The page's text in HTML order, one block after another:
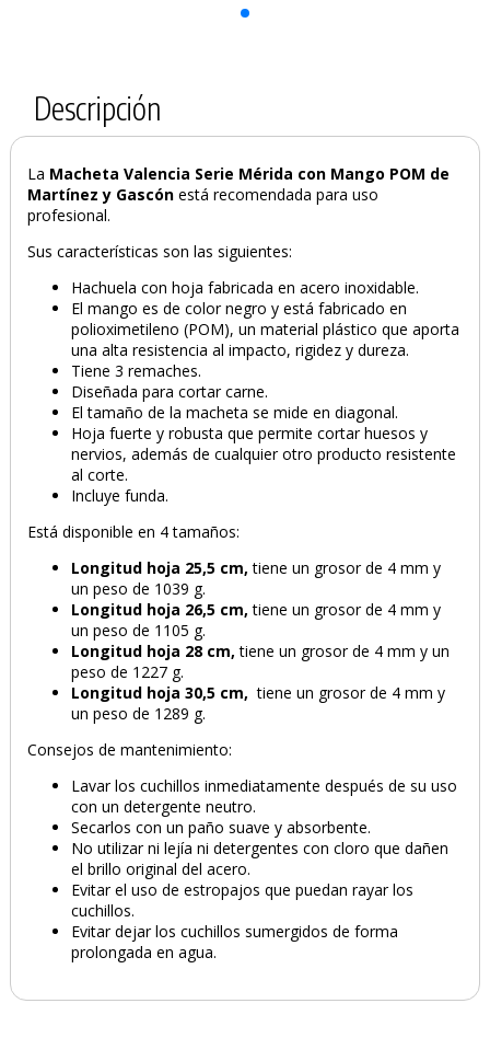
PRODUCTO AÑADIDO AL CARRITO
Descripción
La Macheta Valencia Serie Mérida con Mango POM de
Martínez y Gascónestá recomendada para uso
profesional.
Sus características son las siguientes:
Hachuela con hoja fabricada en acero inoxidable.
El mango es de color negro y está fabricado en
polioximetileno (POM), un material plástico que aporta
una alta resistencia al impacto, rigidez y dureza.
Tiene 3 remaches.
Diseñada para cortar carne.
El tamaño de la macheta se mide en diagonal.
Hoja fuerte y robusta que permite cortar huesos y
nervios, además de cualquier otro producto resistente
al corte.
Incluye funda.
Está disponible en 4 tamaños:
Longitud hoja 25,5 cm,tiene un grosor de 4 mm y
un peso de 1039 g.
Longitud hoja 26,5 cm, tiene un grosor de 4 mm y
un peso de 1105 g.
Longitud hoja 28 cm, tiene un grosor de 4 mm y un
peso de 1227 g.
Longitud hoja30,5 cm, tiene un grosor de 4 mm y
un peso de 1289 g.
Consejos de mantenimiento:
Lavar los cuchillos inmediatamente después de su uso
con un detergente neutro.
Secarlos con un paño suave y absorbente.
No utilizar ni lejía ni detergentes con cloro que dañen
el brillo original del acero.
Evitar el uso de estropajos que puedan rayar los
cuchillos.
Evitar dejar los cuchillos sumergidos de forma
prolongada en agua.